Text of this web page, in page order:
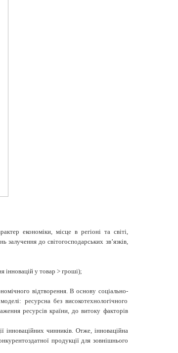
економіки, місце в регіоні та світі,
залу­чення до світогосподарських зв’язків,
інновацій у товар > гроші);
відтворення. В основу соціально-
ресурсна без високотехнологічного
ресурсів країни, до витоку факторів
інноваційних чинників. Отже, інноваційна
продукції для зов­нішнього